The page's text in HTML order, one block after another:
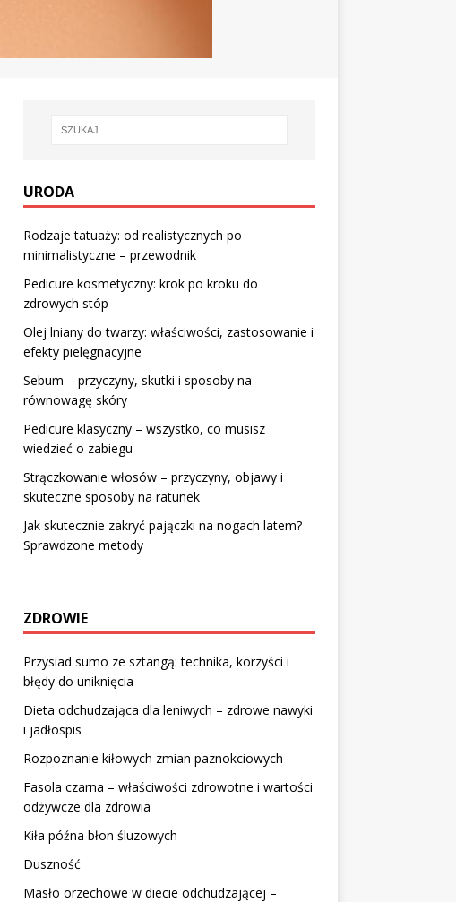
URODA
Rodzaje tatuaży: od realistycznych po
minimalistyczne – przewodnik
Pedicure kosmetyczny: krok po kroku do
zdrowych stóp
Olej lniany do twarzy: właściwości, zastosowanie i
efekty pielęgnacyjne
Sebum – przyczyny, skutki i sposoby na
równowagę skóry
Pedicure klasyczny – wszystko, co musisz
wiedzieć o zabiegu
Strączkowanie włosów – przyczyny, objawy i
skuteczne sposoby na ratunek
Jak skutecznie zakryć pajączki na nogach latem?
Sprawdzone metody
ZDROWIE
Przysiad sumo ze sztangą: technika, korzyści i
błędy do uniknięcia
Dieta odchudzająca dla leniwych – zdrowe nawyki
i jadłospis
Rozpoznanie kiłowych zmian paznokciowych
Fasola czarna – właściwości zdrowotne i wartości
odżywcze dla zdrowia
Kiła późna błon śluzowych
Duszność
Masło orzechowe w diecie odchudzającej –